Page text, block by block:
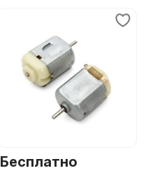
Бесплатно